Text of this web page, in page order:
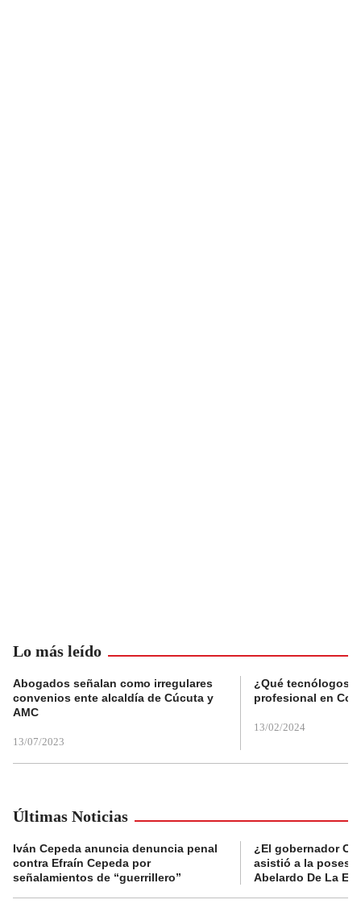
Lo más leído
Abogados señalan como irregulares
convenios ente alcaldía de Cúcuta y
AMC
13/07/2023
¿Qué tecnólogos
profesional en
13/02/2024
Últimas Noticias
Iván Cepeda anuncia denuncia penal
contra Efraín Cepeda por
señalamientos de “guerrillero”
¿El gobernador
asistió a la
Abelardo De La